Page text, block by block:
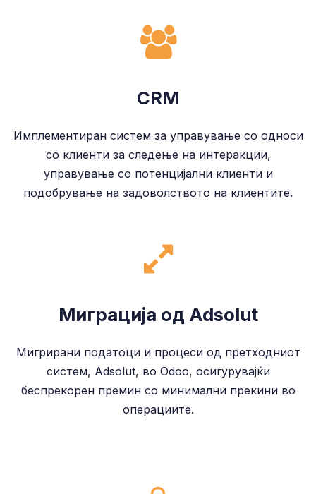
CRM
Имплементиран систем за управување со односи
со клиенти за следење на интеракции,
управување со потенцијални клиенти и
подобрување на задоволството на клиентите.
Миграција од Adsolut
Мигрирани податоци и процеси од претходниот
систем, Adsolut, во Odoo, осигурувајќи
беспрекорен премин со минимални прекини во
операциите.